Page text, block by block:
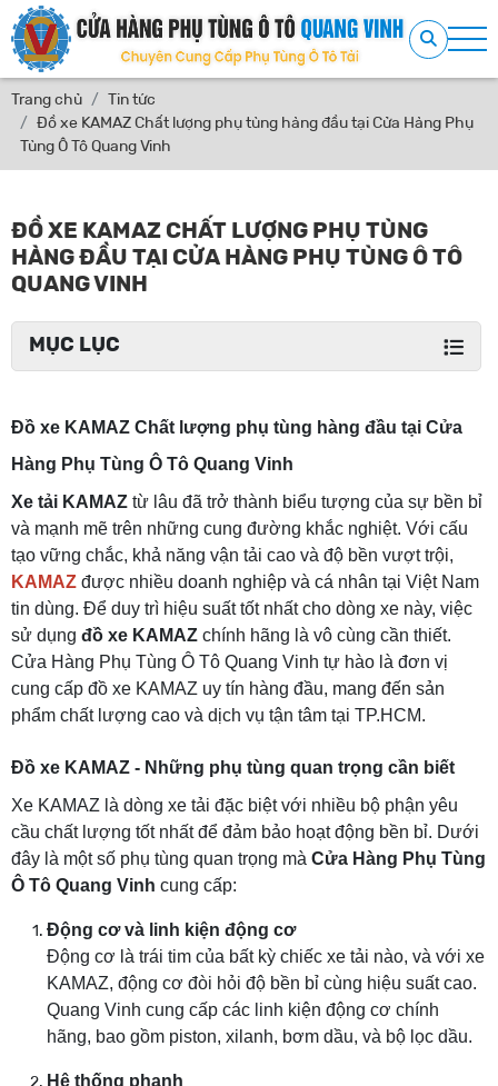
Trang chủ
Tin tức
Đồ xe KAMAZ Chất lượng phụ tùng hàng đầu tại Cửa Hàng Phụ
Tùng Ô Tô Quang Vinh
ĐỒ XE KAMAZ CHẤT LƯỢNG PHỤ TÙNG
HÀNG ĐẦU TẠI CỬA HÀNG PHỤ TÙNG Ô TÔ
QUANG VINH
MỤC LỤC
Đồ xe KAMAZ Chất lượng phụ tùng hàng đầu tại Cửa
Hàng Phụ Tùng Ô Tô Quang Vinh
Xe tải KAMAZ từ lâu đã trở thành biểu tượng của sự bền bỉ
và mạnh mẽ trên những cung đường khắc nghiệt. Với cấu
tạo vững chắc, khả năng vận tải cao và độ bền vượt trội,
KAMAZ được nhiều doanh nghiệp và cá nhân tại Việt Nam
tin dùng. Để duy trì hiệu suất tốt nhất cho dòng xe này, việc
sử dụng đồ xe KAMAZ chính hãng là vô cùng cần thiết.
Cửa Hàng Phụ Tùng Ô Tô Quang Vinh tự hào là đơn vị
cung cấp đồ xe KAMAZ uy tín hàng đầu, mang đến sản
phẩm chất lượng cao và dịch vụ tận tâm tại TP.HCM.
Đồ xe KAMAZ - Những phụ tùng quan trọng cần biết
Xe KAMAZ là dòng xe tải đặc biệt với nhiều bộ phận yêu
cầu chất lượng tốt nhất để đảm bảo hoạt động bền bỉ. Dưới
đây là một số phụ tùng quan trọng mà Cửa Hàng Phụ Tùng
Ô Tô Quang Vinh cung cấp:
Động cơ và linh kiện động cơ
Động cơ là trái tim của bất kỳ chiếc xe tải nào, và với xe
KAMAZ, động cơ đòi hỏi độ bền bỉ cùng hiệu suất cao.
Quang Vinh cung cấp các linh kiện động cơ chính
hãng, bao gồm piston, xilanh, bơm dầu, và bộ lọc dầu.
Hệ thống phanh